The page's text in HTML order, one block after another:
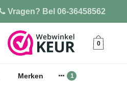
Vragen? Bel 06-36458562
0
Merken